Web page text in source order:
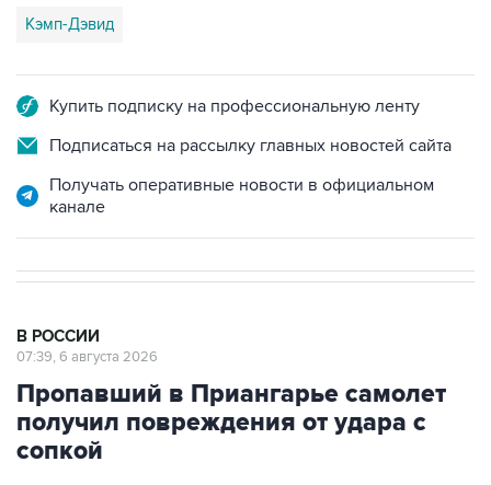
Кэмп-Дэвид
Купить подписку на профессиональную ленту
Подписаться на рассылку главных новостей сайта
Получать оперативные новости в официальном
канале
В РОССИИ
07:39, 6 августа 2026
Пропавший в Приангарье самолет
получил повреждения от удара с
сопкой